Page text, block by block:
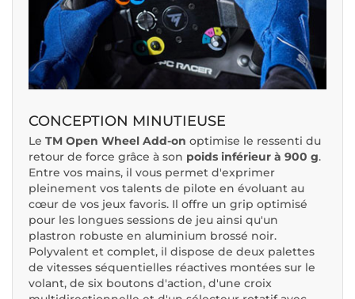
CONCEPTION MINUTIEUSE
Le TM Open Wheel Add-on optimise le ressenti du
retour de force grâce à son poids inférieur à 900 g.
Entre vos mains, il vous permet d'exprimer
pleinement vos talents de pilote en évoluant au
cœur de vos jeux favoris. Il offre un grip optimisé
pour les longues sessions de jeu ainsi qu'un
plastron robuste en aluminium brossé noir.
Polyvalent et complet, il dispose de deux palettes
de vitesses séquentielles réactives montées sur le
volant, de six boutons d'action, d'une croix